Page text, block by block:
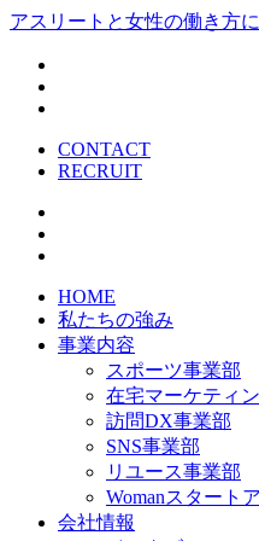
アスリートと女性の働き方
CONTACT
RECRUIT
HOME
私たちの強み
事業内容
スポーツ事業部
在宅マーケティ
訪問DX事業部
SNS事業部
リユース事業部
Womanスタート
会社情報